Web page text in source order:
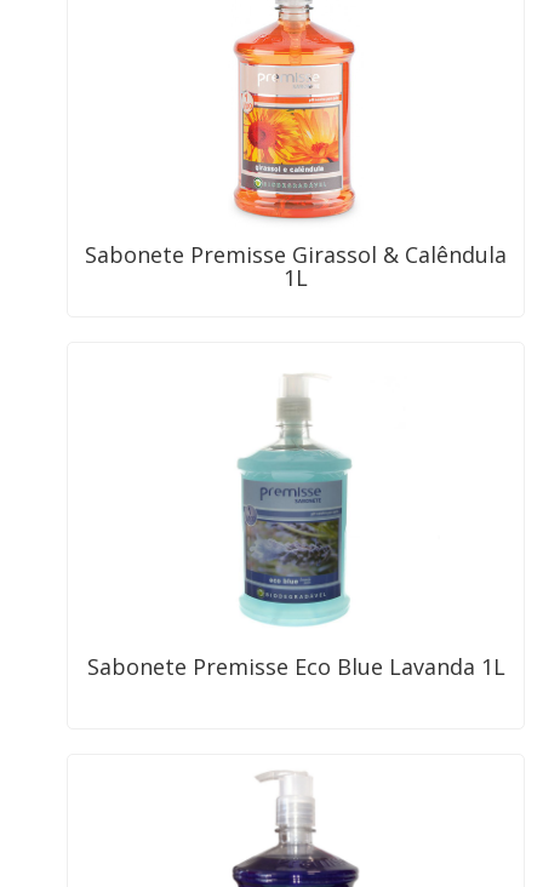
Sabonete Premisse Girassol & Calêndula
1L
Sabonete Premisse Eco Blue Lavanda 1L